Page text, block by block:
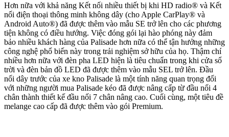
Hơn nữa với khả năng Kết nối nhiều thiết bị khi HD radio® và Kết
nối điện thoại thông minh không dây (cho Apple CarPlay® và
Android Auto®) đã được thêm vào mẫu SE trở lên cho các phương
tiện không có điều hướng. Việc đóng gói lại hào phóng này đảm
bảo nhiều khách hàng của Palisade hơn nữa có thể tận hưởng những
công nghệ phổ biến này trong trải nghiệm sở hữu của họ. Thậm chí
nhiều hơn nữa với đèn pha LED hiện là tiêu chuẩn trong khi cửa sổ
trời và đèn bản đồ LED đã được thêm vào mẫu SEL trở lên. Đầu
nối dây trước của xe kno Palisade là một tính năng quan trọng đối
với những người mua Palisade kéo đã được nâng cấp từ đầu nối 4
chân thành thiết kế đầu nối 7 chân nâng cao. Cuối cùng, một tiêu đề
melange cao cấp đã được thêm vào gói Premium.